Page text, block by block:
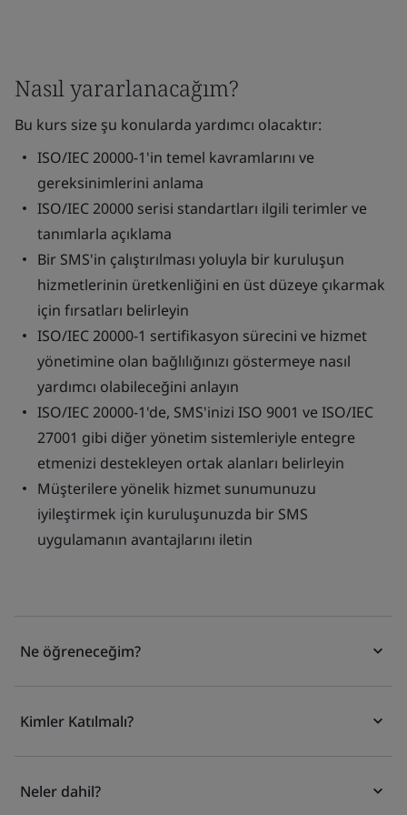
Nasıl yararlanacağım?
Bu kurs size şu konularda yardımcı olacaktır:
ISO/IEC 20000-1'in temel kavramlarını ve
gereksinimlerini anlama
ISO/IEC 20000 serisi standartları ilgili terimler ve
tanımlarla açıklama
Bir SMS'in çalıştırılması yoluyla bir kuruluşun
hizmetlerinin üretkenliğini en üst düzeye çıkarmak
için fırsatları belirleyin
ISO/IEC 20000-1 sertifikasyon sürecini ve hizmet
yönetimine olan bağlılığınızı göstermeye nasıl
yardımcı olabileceğini anlayın
ISO/IEC 20000-1'de, SMS'inizi ISO 9001 ve ISO/IEC
27001 gibi diğer yönetim sistemleriyle entegre
etmenizi destekleyen ortak alanları belirleyin
Müşterilere yönelik hizmet sunumunuzu
iyileştirmek için kuruluşunuzda bir SMS
uygulamanın avantajlarını iletin
Ne öğreneceğim?
Kimler Katılmalı?
Neler dahil?